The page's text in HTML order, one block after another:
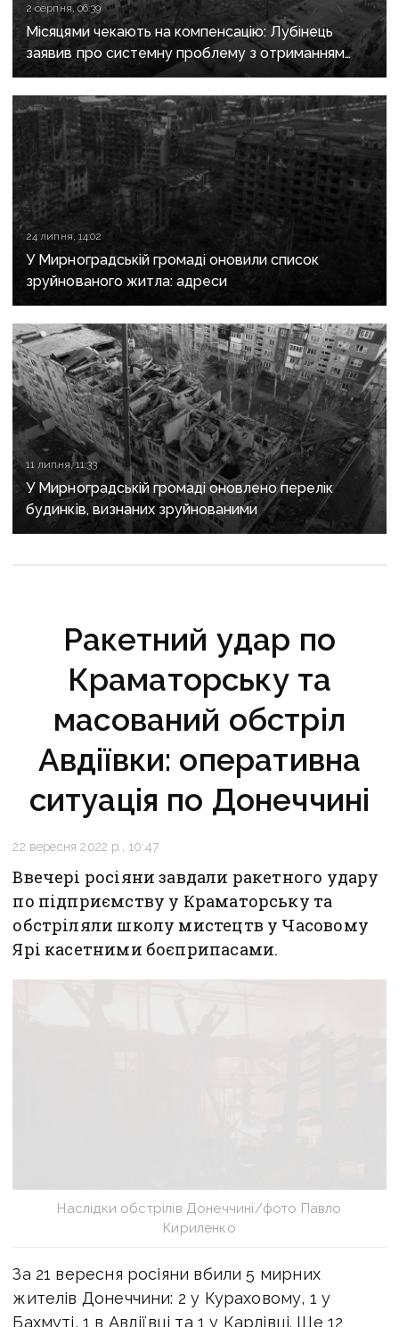
2 серпня, 06:39
Місяцями чекають на компенсацію: Лубінець
заявив про системну проблему з отриманням
сертифікатів за зруйноване житло
24 липня, 14:02
У Мирноградській громаді оновили список
зруйнованого житла: адреси
11 липня, 11:33
У Мирноградській громаді оновлено перелік
будинків, визнаних зруйнованими
Ракетний удар по
Краматорську та
масований обстріл
Авдіївки: оперативна
ситуація по Донеччині
22 вересня 2022 р., 10:47
Ввечері росіяни завдали ракетного удару
по підприємству у Краматорську та
обстріляли школу мистецтв у Часовому
Ярі касетними боєприпасами.
Наслідки обстрілів Донеччині/фото Павло
Кириленко
За 21 вересня росіяни вбили 5 мирних
жителів Донеччини: 2 у Кураховому, 1 у
Бахмуті, 1 в Авдіївці та 1 у Карлівці. Ще 12